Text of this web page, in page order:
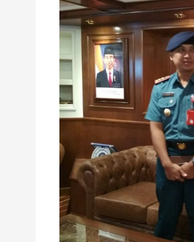
Dilaporkan,
Begini
Tanggapan
Majelis
Tabligh
PP
Muhammadiyah